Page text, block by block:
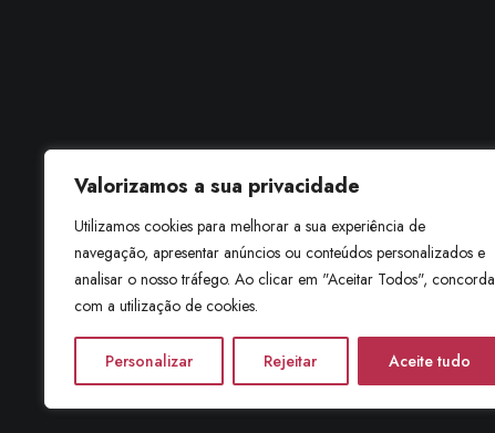
Valorizamos a sua privacidade
Utilizamos cookies para melhorar a sua experiência de
navegação, apresentar anúncios ou conteúdos personalizados e
analisar o nosso tráfego. Ao clicar em "Aceitar Todos", concorda
com a utilização de cookies.
Personalizar Rejeitar Aceite tudo